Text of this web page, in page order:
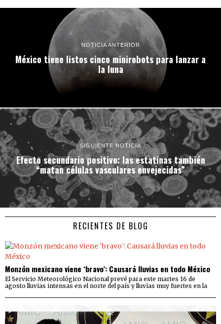
NOTICIA ANTERIOR
México tiene listos cinco minirobots para lanzar a
la luna
SIGUIENTE NOTICIA
Efecto secundario positivo: las estatinas también
“matan células vasculares envejecidas”
RECIENTES DE BLOG
Monzón mexicano viene ‘bravo’: Causará lluvias en todo México
El Servicio Meteorológico Nacional prevé para este martes 16 de
agosto lluvias intensas en el norte del país y lluvias muy fuertes en la